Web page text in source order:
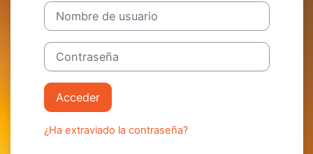
Nombre de usuario
Contraseña
Acceder
¿Ha extraviado la contraseña?